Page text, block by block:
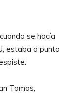
se hacía
estaba a punto
Tomas,